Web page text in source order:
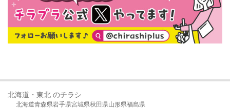
北海道・東北 のチラシ
北海道青森県岩手県宮城県秋田県山形県福島県